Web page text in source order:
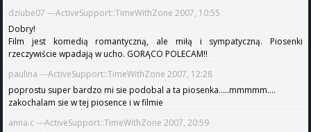
dziube07 ---ActiveSupport::TimeWithZone 2007, 10:55
Dobry!
Film jest komedią romantyczną, ale miłą i sympatyczną. Piosenki
rzeczywiście wpadają w ucho. GORĄCO POLECAM!!
paulina ---ActiveSupport::TimeWithZone 2007, 12:28
poprostu super bardzo mi sie podobal a ta piosenka.....mmmmm....
zakochalam sie w tej piosence i w filmie
anna.c ---ActiveSupport::TimeWithZone 2007, 20:59